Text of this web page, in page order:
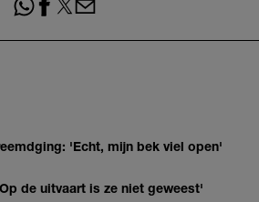
'Echt, mijn bek viel open'
de uitvaart is ze niet geweest'